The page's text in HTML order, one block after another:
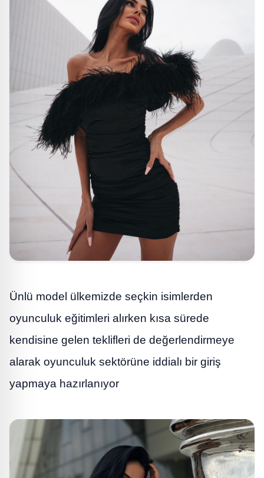
Ünlü model ülkemizde seçkin isimlerden
oyunculuk eğitimleri alırken kısa sürede
kendisine gelen teklifleri de değerlendirmeye
alarak oyunculuk sektörüne iddialı bir giriş
yapmaya hazırlanıyor